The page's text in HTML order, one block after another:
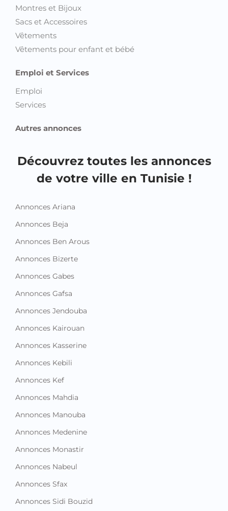
Montres et Bijoux
Sacs et Accessoires
Vêtements
Vêtements pour enfant et bébé
Emploi et Services
Emploi
Services
Autres annonces
Découvrez toutes les annonces
de votre ville en Tunisie !
Annonces Ariana
Annonces Beja
Annonces Ben Arous
Annonces Bizerte
Annonces Gabes
Annonces Gafsa
Annonces Jendouba
Annonces Kairouan
Annonces Kasserine
Annonces Kebili
Annonces Kef
Annonces Mahdia
Annonces Manouba
Annonces Medenine
Annonces Monastir
Annonces Nabeul
Annonces Sfax
Annonces Sidi Bouzid